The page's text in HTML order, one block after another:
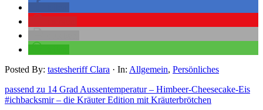
Posted By: tastesheriff Clara · In: Allgemein, Persönliches
passend zu 14 Grad Aussentemperatur – Himbeer-Cheesecake-Eis
#ichbacksmir – die Kräuter Edition mit Kräuterbrötchen